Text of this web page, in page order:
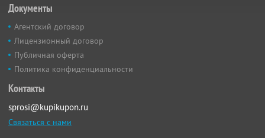
Документы
Агентский договор
Лицензионный договор
Публичная оферта
Политика конфиденциальности
Контакты
sprosi@kupikupon.ru
Связаться с нами